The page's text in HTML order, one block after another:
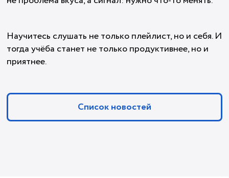
Научитесь слушать не только плейлист, но и себя. И
тогда учёба станет не только продуктивнее, но и
приятнее.
Список новостей